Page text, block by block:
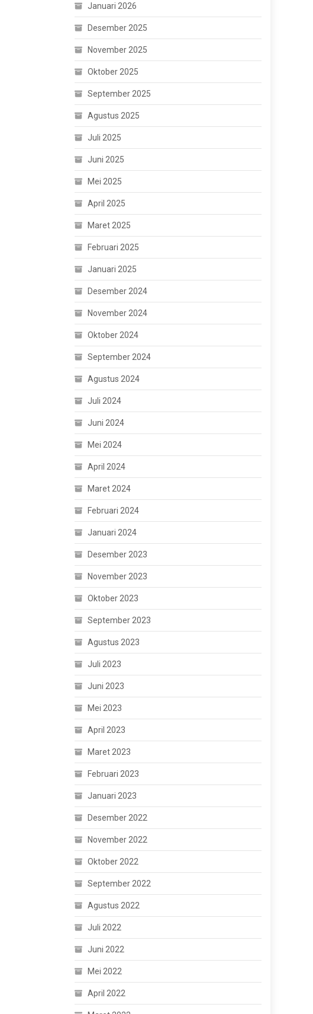
Januari 2026
Desember 2025
November 2025
Oktober 2025
September 2025
Agustus 2025
Juli 2025
Juni 2025
Mei 2025
April 2025
Maret 2025
Februari 2025
Januari 2025
Desember 2024
November 2024
Oktober 2024
September 2024
Agustus 2024
Juli 2024
Juni 2024
Mei 2024
April 2024
Maret 2024
Februari 2024
Januari 2024
Desember 2023
November 2023
Oktober 2023
September 2023
Agustus 2023
Juli 2023
Juni 2023
Mei 2023
April 2023
Maret 2023
Februari 2023
Januari 2023
Desember 2022
November 2022
Oktober 2022
September 2022
Agustus 2022
Juli 2022
Juni 2022
Mei 2022
April 2022